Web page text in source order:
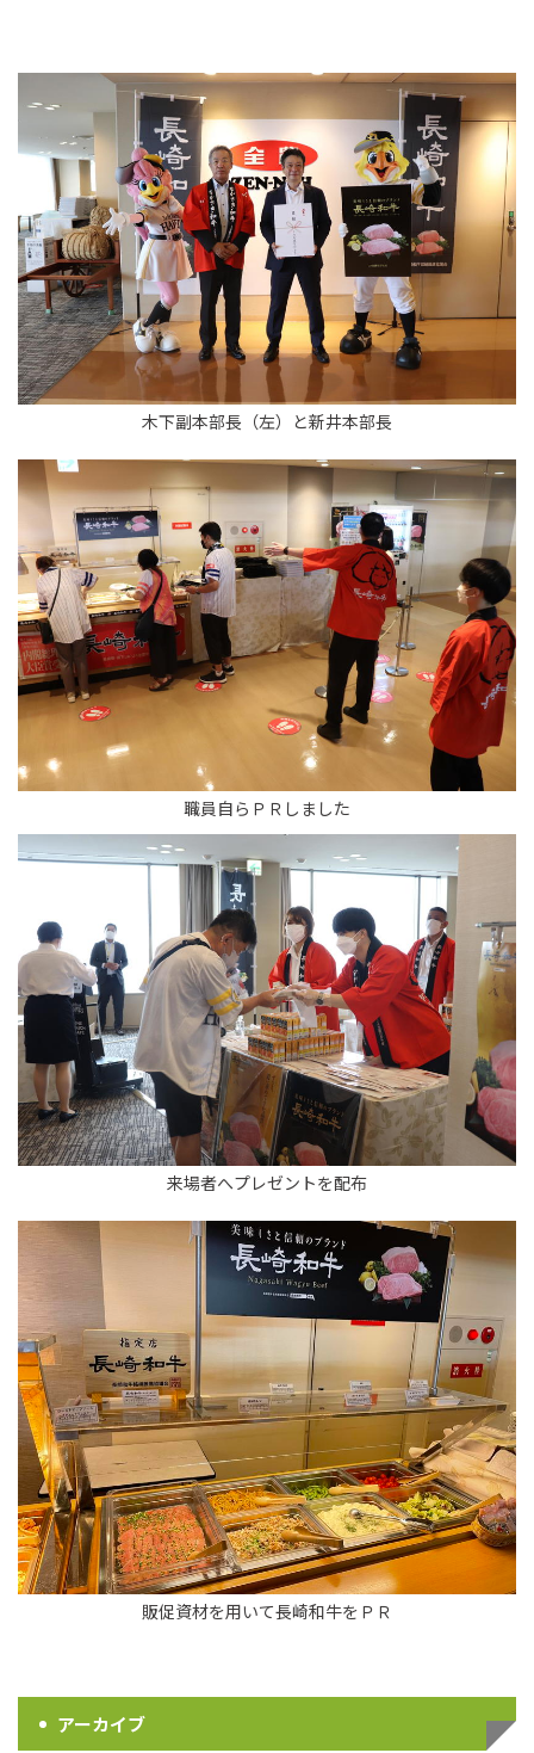
木下副本部長（左）と新井本部長
職員自らＰＲしました
来場者へプレゼントを配布
販促資材を用いて長崎和牛をＰＲ
アーカイブ